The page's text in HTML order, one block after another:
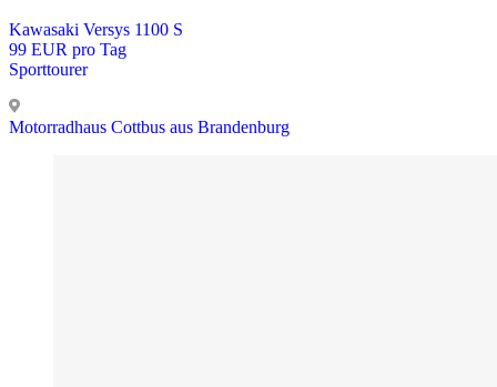
Kawasaki Versys 1100 S
99 EUR pro Tag
Sporttourer
Motorradhaus Cottbus aus Brandenburg